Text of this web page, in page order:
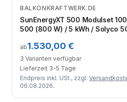
Zum Angebot
BALKONKRAFTWERK.DE
SunEnergyXT 500 Modulset
500 (800 W) / 5 kWh / Solyco
ab1.530,00 €
3 Varianten verfügbar
Lieferzeit 3-5 Tage
Endpreis inkl. USt., zzgl.
06.08.2026.